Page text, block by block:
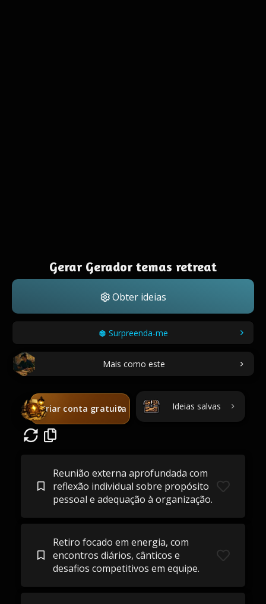
Gerar Gerador temas retreat
Obter ideias
Surpreenda-me
Mais como este
Criar conta gratuita Ideias salvas
Reunião externa aprofundada com
reflexão individual sobre propósito
pessoal e adequação à organização.
Retiro focado em energia, com
encontros diários, cânticos e
desafios competitivos em equipe.